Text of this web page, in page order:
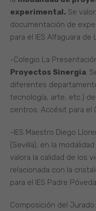
experimental. Se
documentación de
para el IES Alfaguara de
-Colegio La
Proyectos Sinergia.
diferentes
tecnología, arte, etc.)
centros. Accésit para el
-IES Maestro Diego
(Sevilla), en la modalidad
valora la calidad de los
relacionada con la
para el IES Padre
Composición del Jurado: